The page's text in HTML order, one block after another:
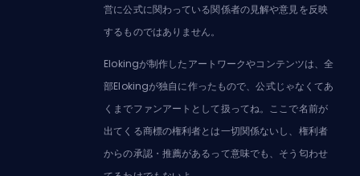
営に公式に関わっている関係者の見解や意見を反映
するものではありません。
Elokingが制作したアートワークやコンテンツは、全
部Elokingが独自に作ったもので、公式じゃなくてあ
くまでファンアートとして扱ってね。ここで名前が
出てくる商標の権利者とは一切関係ないし、権利者
からの承認・推薦があるって意味でも、そう匂わせ